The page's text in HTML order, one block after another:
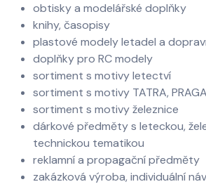
obtisky a modelářské doplňky
knihy, časopisy
plastové modely letadel a
doplňky pro RC modely
sortiment s motivy letectví
sortiment s motivy TATRA, PRAGA
sortiment s motivy železnice
dárkové předměty s leteckou,
technickou tematikou
reklamní a propagační předměty
zakázková výroba, individuální